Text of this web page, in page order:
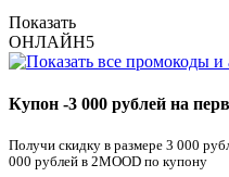
Показать
ОНЛАЙН5
Купон -3 000 рублей на
Получи скидку в размере 3 000
000 рублей в 2MOOD по купону